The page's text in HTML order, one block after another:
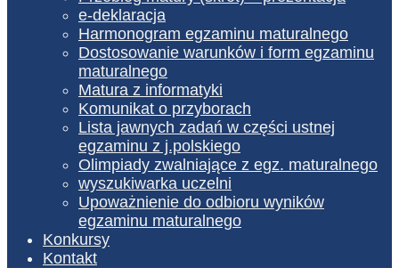
e-deklaracja
Harmonogram egzaminu maturalnego
Dostosowanie warunków i form egzaminu
maturalnego
Matura z informatyki
Komunikat o przyborach
Lista jawnych zadań w części ustnej
egzaminu z j.polskiego
Olimpiady zwalniające z egz. maturalnego
wyszukiwarka uczelni
Upoważnienie do odbioru wyników
egzaminu maturalnego
Konkursy
Kontakt